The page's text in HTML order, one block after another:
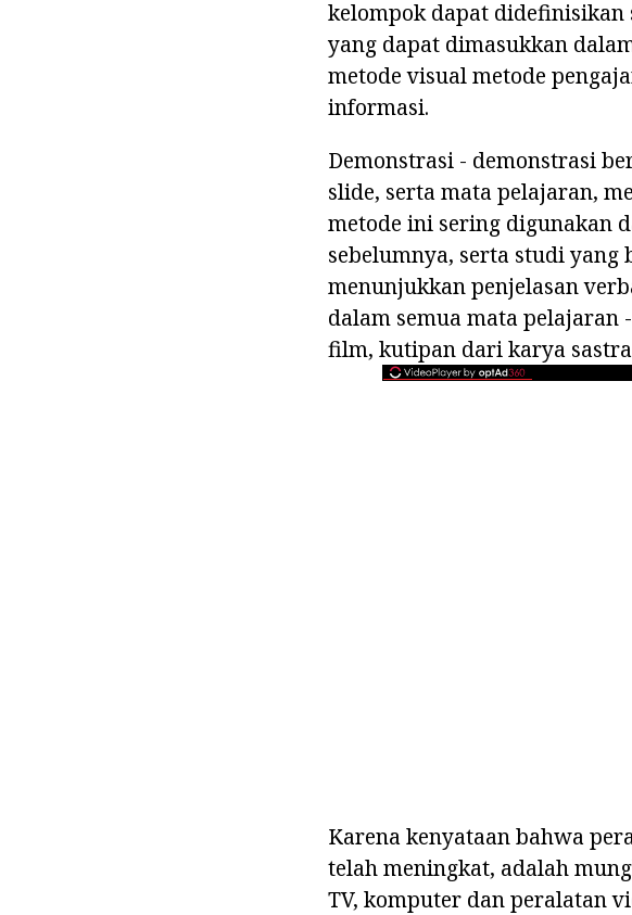
kelompok dapat didefinisikan
yang dapat dimasukkan
metode visual metode
informasi.
Demonstrasi - demonstrasi
slide, serta mata pelajaran,
metode ini sering digunakan
sebelumnya, serta studi
menunjukkan penjelasan
dalam semua mata pelajaran
film, kutipan dari karya
Karena kenyataan bahwa
telah meningkat, adalah
TV, komputer dan peralatan